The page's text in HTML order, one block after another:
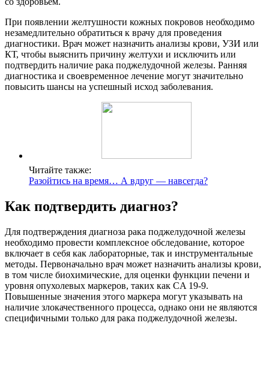
При появлении желтушности кожных покровов необходимо
незамедлительно обратиться к врачу для проведения
диагностики. Врач может назначить анализы крови, УЗИ или
КТ, чтобы выяснить причину желтухи и исключить или
подтвердить наличие рака поджелудочной железы. Ранняя
диагностика и своевременное лечение могут значительно
повысить шансы на успешный исход заболевания.
Читайте также:
Разойтись на время… А вдруг — навсегда?
Как подтвердить диагноз?
Для подтверждения диагноза рака поджелудочной железы
необходимо провести комплексное обследование, которое
включает в себя как лабораторные, так и инструментальные
методы. Первоначально врач может назначить анализы крови,
в том числе биохимические, для оценки функции печени и
уровня опухолевых маркеров, таких как CA 19-9.
Повышенные значения этого маркера могут указывать на
наличие злокачественного процесса, однако они не являются
специфичными только для рака поджелудочной железы.